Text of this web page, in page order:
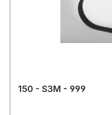
150 - S3M - 999